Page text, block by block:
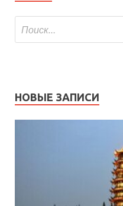
НОВЫЕ ЗАПИСИ